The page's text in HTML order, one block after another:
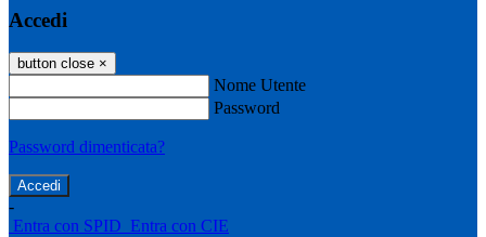
Accedi
button close ×
Nome Utente
Password
Password dimenticata?
-
Entra con SPID Entra con CIE